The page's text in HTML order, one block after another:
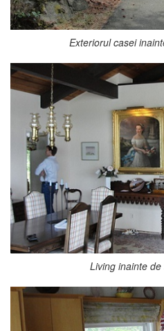
Exteriorul casei
Living inainte